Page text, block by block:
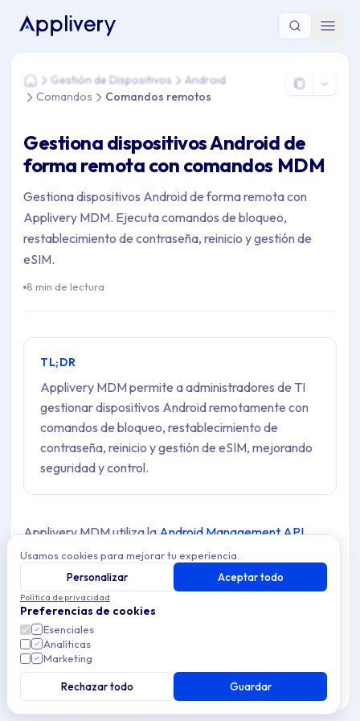
Estás aquí: Home > Gestión de Dispositivos > Android >
HomeGestión de Dispositivos
Android
Comandos
Comandos remotos
Gestiona dispositivos Android de
forma remota con comandos MDM
Gestiona dispositivos Android de forma remota con
Applivery MDM. Ejecuta comandos de bloqueo,
restablecimiento de contraseña, reinicio y gestión de
eSIM.
8 min de lectura
TL;DR
Applivery MDM permite a administradores de TI
gestionar dispositivos Android remotamente con
comandos de bloqueo, restablecimiento de
contraseña, reinicio y gestión de eSIM, mejorando
seguridad y control.
Applivery MDM utiliza laAndroid Management API
(AMAPI) para proporcionar capacidades robustas de
comandos remotos para la gestión de dispositivos
Android. Al depender de las amplias funciones de
AMAPI, Applivery garantiza la ejecución fluida de
acciones remotas, permitiendo a los administradores de
TI mantener el control y aplicar políticas de seguridad de
forma efectiva en su flota de dispositivos.
Usamos cookies para mejorar tu experiencia.
Personalizar
Aceptar todo
Política de privacidad
Preferencias de cookies
Esenciales
Analíticas
Marketing
Rechazar todo Guardar